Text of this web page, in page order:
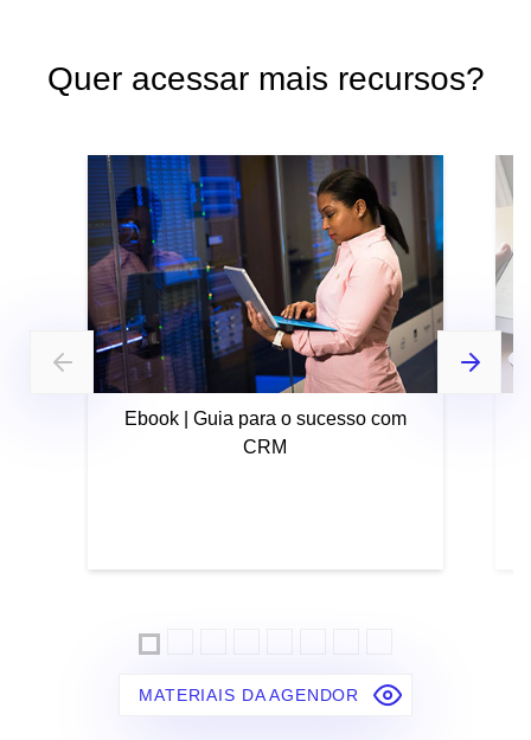
Quer acessar mais recursos?
Ebook | Guia para o sucesso com
CRM
MATERIAIS DA AGENDOR